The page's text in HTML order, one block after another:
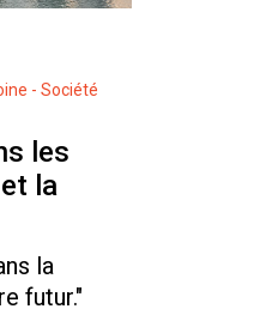
- Société
les
la
la
futur."